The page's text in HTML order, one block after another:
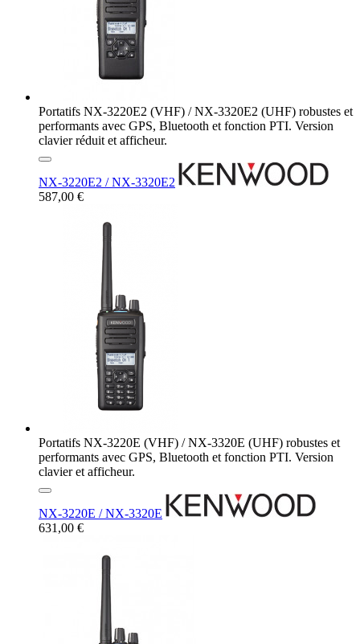
Portatifs NX-3220E2 (VHF) / NX-3320E2 (UHF) robustes et
performants avec GPS, Bluetooth et fonction PTI. Version
clavier réduit et afficheur.
NX-3220E2 / NX-3320E2
587,00 €
Portatifs NX-3220E (VHF) / NX-3320E (UHF) robustes et
performants avec GPS, Bluetooth et fonction PTI. Version
clavier et afficheur.
NX-3220E / NX-3320E
631,00 €